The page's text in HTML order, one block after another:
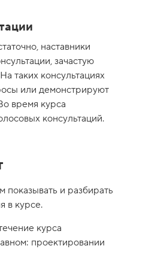
наставники
зачастую
таких консультациях
или демонстрируют
время курса
консультаций.
и разбирать
в курсе.
курса
проектировании